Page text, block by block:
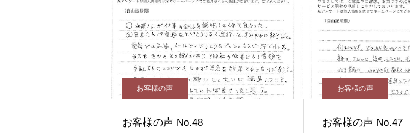
お客様の声
お客様の声 No.48
お客様の声
お客様の声 No.47